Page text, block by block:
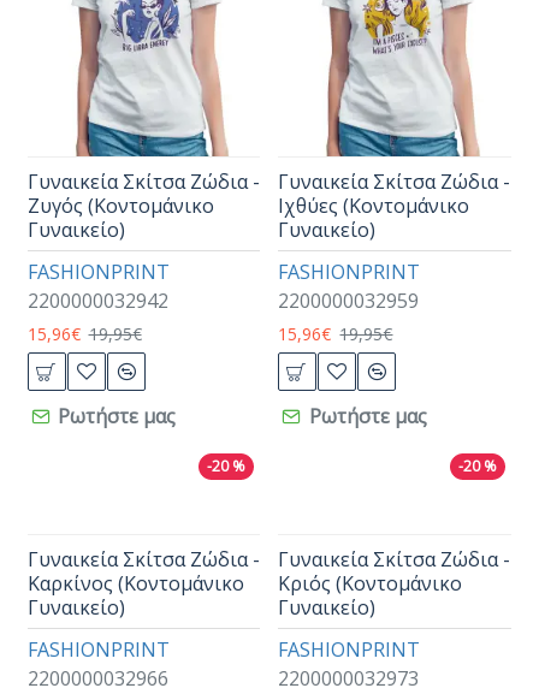
FASHIONPRINT
2200000032942
Γυναικεία Σκίτσα Ζώδια -
Ζυγός (Κοντομάνικο
Γυναικείο)
15,96€ 19,95€
Ρωτήστε μας
FASHIONPRINT
2200000032959
Γυναικεία Σκίτσα Ζώδια -
Ιχθύες (Κοντομάνικο
Γυναικείο)
15,96€ 19,95€
Ρωτήστε μας
-20 %
FASHIONPRINT
2200000032966
Γυναικεία Σκίτσα Ζώδια -
Καρκίνος (Κοντομάνικο
Γυναικείο)
-20 %
FASHIONPRINT
2200000032973
Γυναικεία Σκίτσα Ζώδια -
Κριός (Κοντομάνικο
Γυναικείο)